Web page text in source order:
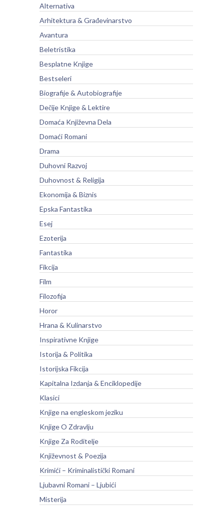
Alternativa
Arhitektura & Građevinarstvo
Avantura
Beletristika
Besplatne Knjige
Bestseleri
Biografije & Autobiografije
Dečije Knjige & Lektire
Domaća Književna Dela
Domaći Romani
Drama
Duhovni Razvoj
Duhovnost & Religija
Ekonomija & Biznis
Epska Fantastika
Esej
Ezoterija
Fantastika
Fikcija
Film
Filozofija
Horor
Hrana & Kulinarstvo
Inspirativne Knjige
Istorija & Politika
Istorijska Fikcija
Kapitalna Izdanja & Enciklopedije
Klasici
Knjige na engleskom jeziku
Knjige O Zdravlju
Knjige Za Roditelje
Književnost & Poezija
Krimići – Kriminalistički Romani
Ljubavni Romani – Ljubići
Misterija